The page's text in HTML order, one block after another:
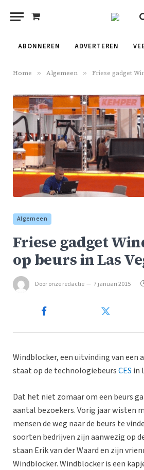
Shopping
ABONNEREN ADVERTEREN
Home » Algemeen » Friese gadget
Algemeen
Friese gadget
op beurs in Las
Dooronze redactie 7 januari 2015
Windblocker, een uitvinding van een
staat op de technologiebeursCES in
Dat het niet zomaar om een beurs
aantal bezoekers. Vorig jaar wisten
mensen de weg naar de beurs te
soorten bedrijven zijn aanwezig op
staan Erik van der Waard en zijn
Windblocker. Windblocker is een